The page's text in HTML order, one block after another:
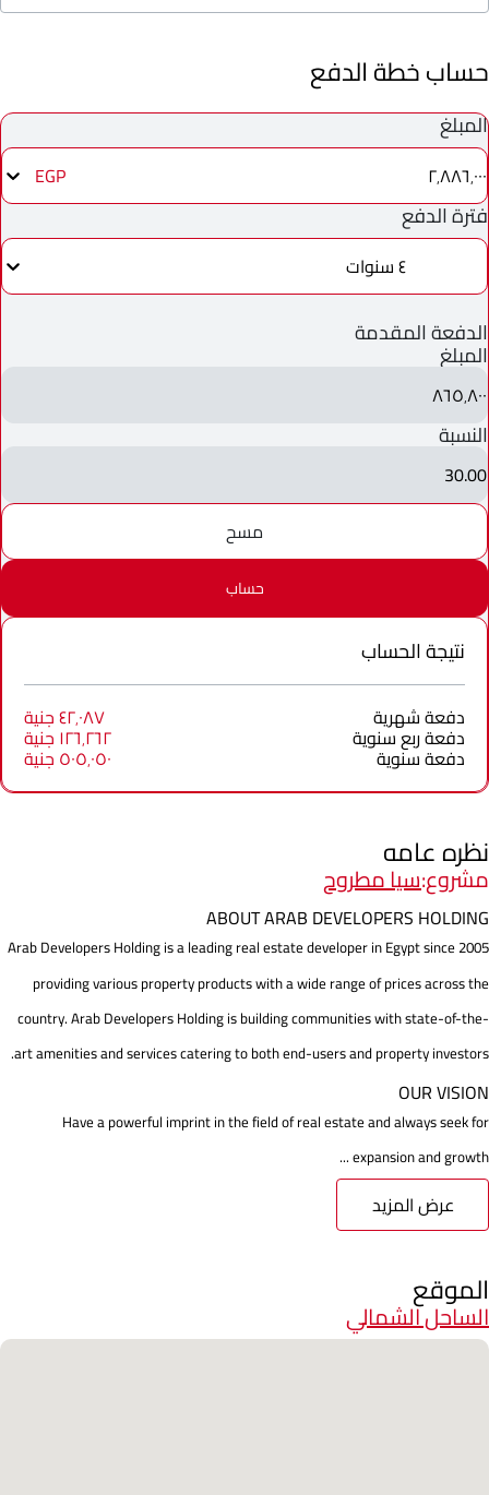
حساب خطة الدفع
المبلغ
٢٬٨٨٦٬٠٠٠ EGP
فترة الدفع
٤ سنوات
الدفعة المقدمة
المبلغ
٨٦٥٬٨٠٠
النسبة
30.00
مسح
حساب
نتيجة الحساب
دفعة شهرية ٤٢٬٠٨٧ جنية
دفعة ربع سنوية ١٢٦٬٢٦٢ جنية
دفعة سنوية ٥٠٥٬٠٥٠ جنية
نظره عامه
مشروع:سيا مطروح
ABOUT ARAB DEVELOPERS HOLDING
Arab Developers Holding is a leading real estate developer in Egypt since 2005
providing various property products with a wide range of prices across the
country. Arab Developers Holding is building communities with state-of-the-
art amenities and services catering to both end-users and property investors.
OUR VISION
Have a powerful imprint in the field of real estate and always seek for
expansion and growth ...
عرض المزيد
الموقع
الساحل الشمالي